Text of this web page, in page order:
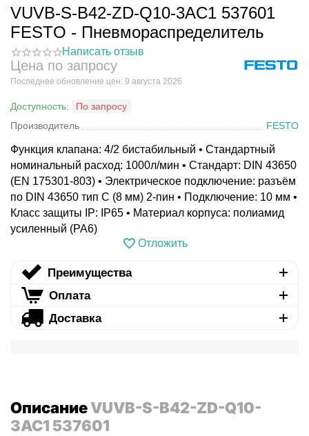
VUVB-S-B42-ZD-Q10-3AC1 537601
FESTO - Пневмораспределитель
Написать отзыв
Цена по запросу
Последнее обновление цен: 9 августа 2026
Доступность:
По запросу
Производитель
FESTO
Функция клапана: 4/2 бистабильный • Стандартный
номинальный расход: 1000л/мин • Стандарт: DIN 43650
(EN 175301-803) • Электрическое подключение: разъём
по DIN 43650 тип C (8 мм) 2-пин • Подключение: 10 мм •
Класс защиты IP: IP65 • Материал корпуса: полиамид
усиленный (PA6)
Отложить
Преимущества
Оплата
Доставка
ОписаниеVUVB-S-B42-ZD-Q10-
3AC1 537601